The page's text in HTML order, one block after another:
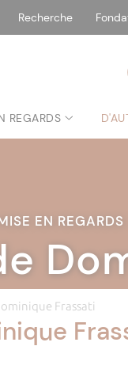
Recherche
REGARDS
EN REGARDS
Frassati